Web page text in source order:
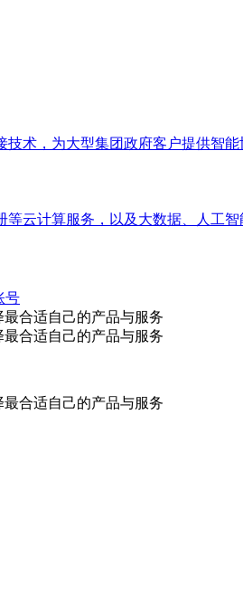
术，为大型集团政府客户提供智能
云计算服务，以及大数据、人工
号